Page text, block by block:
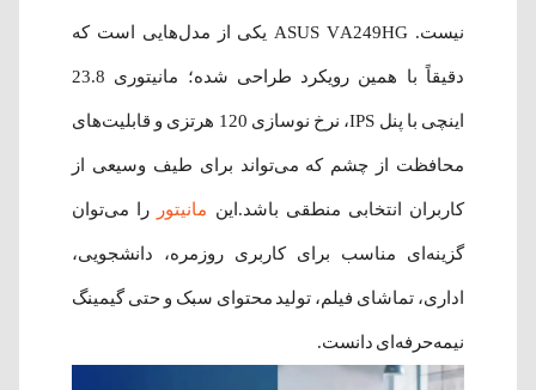
نیست. ASUS VA249HG یکی از مدل‌هایی است که
دقیقاً با همین رویکرد طراحی شده؛ مانیتوری 23.8
اینچی با پنل IPS، نرخ نوسازی 120 هرتزی و قابلیت‌های
محافظت از چشم که می‌تواند برای طیف وسیعی از
کاربران انتخابی منطقی باشد.این مانیتور را می‌توان
گزینه‌ای مناسب برای کاربری روزمره، دانشجویی،
اداری، تماشای فیلم، تولید محتوای سبک و حتی گیمینگ
نیمه‌حرفه‌ای دانست.